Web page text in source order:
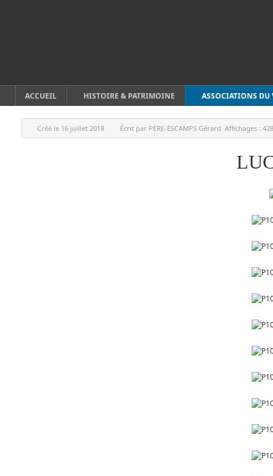
ACCUEIL HISTOIRE & PATRIMOINE ASSOCIATIONS DU
Créé le 16 juillet 2018 Écrit par PERE-ESCAMPS Gérard Affichages :